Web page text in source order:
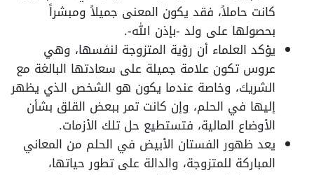
كانت حاملاً، فقد يكون المعنى جميلاً ومبشراً
بحصولها على ولد -بإذن الله-.
يؤكد العلماء أن رؤية المتزوجة لنفسها، وهي
عروس تكون علامة جميلة على سعادتها البالغة مع
الشريك، وخاصة عندما يكون هو الشخص الذي يظهر
إليها في الحلم، وإن كانت تمر ببعض القلق بشأن
الأوضاع المالية، فتستطيع حل تلك الأزمات.
يعد ظهور الفستان الأبيض في الحلم من المعاني
المباركة للمتزوجة، والدالة على تطور حياتها،